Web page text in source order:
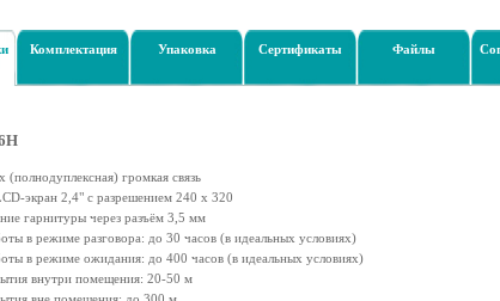
Комплектация Упаковка Сертификаты Файлы
(полнодуплексная) громкая связь
экран 2,4" с разрешением 240 x 320
гарнитуры через разъём 3,5 мм
в режиме разговора: до 30 часов (в идеальных условиях)
в режиме ожидания: до 400 часов (в идеальных условиях)
внутри помещения: 20-50 м